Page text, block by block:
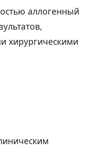
аллогенный
хирургическими